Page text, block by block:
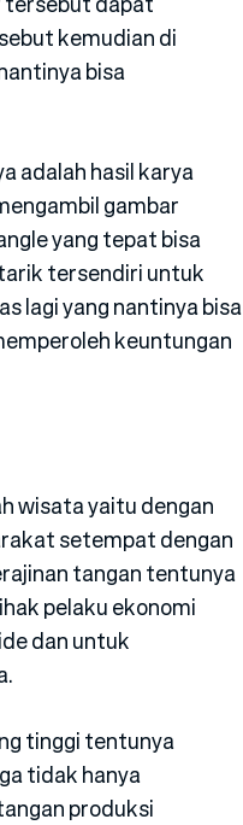
kemudian di
bisa
adalah hasil karya
gambar
yang tepat bisa
tersendiri untuk
lagi yang nantinya bisa
keuntungan
wisata yaitu dengan
setempat dengan
tangan tentunya
pelaku ekonomi
dan untuk
tinggi tentunya
tidak hanya
produksi